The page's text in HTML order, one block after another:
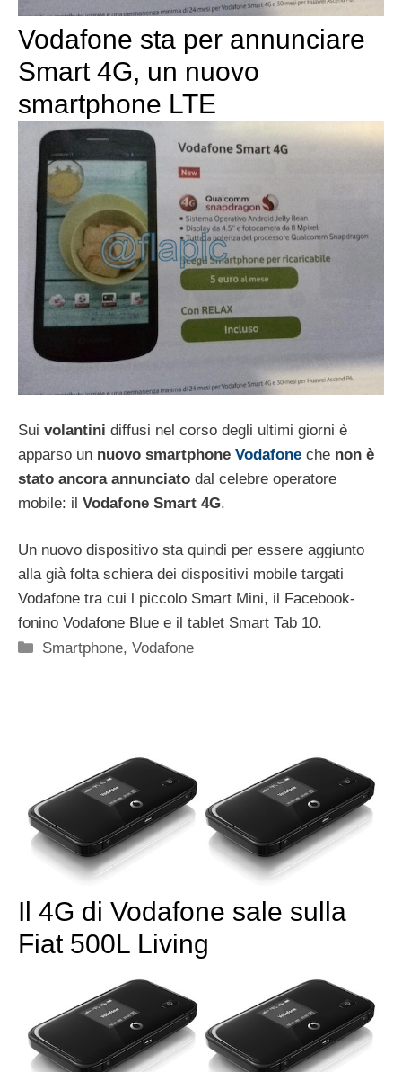
Vodafone sta per annunciare
Smart 4G, un nuovo
smartphone LTE
Sui volantini diffusi nel corso degli ultimi giorni è
apparso un nuovo smartphone Vodafone che non è
stato ancora annunciato dal celebre operatore
mobile: il Vodafone Smart 4G.
Un nuovo dispositivo sta quindi per essere aggiunto
alla già folta schiera dei dispositivi mobile targati
Vodafone tra cui l piccolo Smart Mini, il Facebook-
fonino Vodafone Blue e il tablet Smart Tab 10.
Categorie
Smartphone,Vodafone
Il 4G di Vodafone sale sulla
Fiat 500L Living